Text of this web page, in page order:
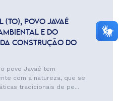
(TO), POVO JAVAÉ
E DO
DA CONSTRUÇÃO DO
povo Javaé tem
com a natureza, que se
tradicionais de pe...